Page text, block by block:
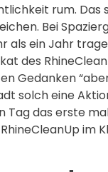
rum.
Bei
als ein Jahr
des
Gedanken
solch eine
das erste
im